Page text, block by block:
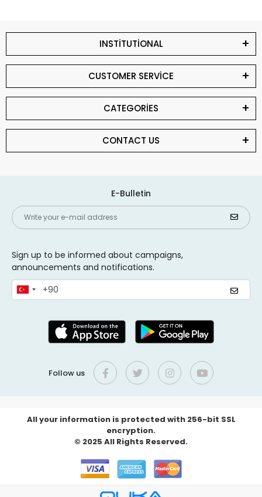
INSTİTUTİONAL
CUSTOMER SERVİCE
CATEGORİES
CONTACT US
E-Bulletin
Sign up to be informed about campaigns,
announcements and notifications.
Follow us
All your information is protected with 256-bit SSL
encryption.
© 2025 All Rights Reserved.